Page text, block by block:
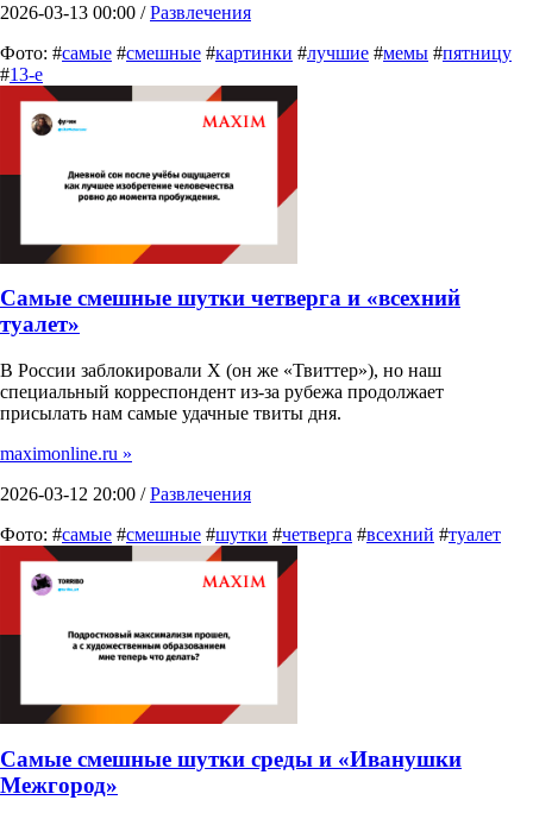
2026-03-13 00:00 /Развлечения
Фото: #самые #смешные #картинки #лучшие #мемы #пятницу
#13-е
Самые смешные шутки четверга и «всехний
туалет»
В России заблокировали X (он же «Твиттер»), но наш
специальный корреспондент из-за рубежа продолжает
присылать нам самые удачные твиты дня.
maximonline.ru »
2026-03-12 20:00 /Развлечения
Фото: #самые #смешные #шутки #четверга #всехний #туалет
Самые смешные шутки среды и «Иванушки
Межгород»